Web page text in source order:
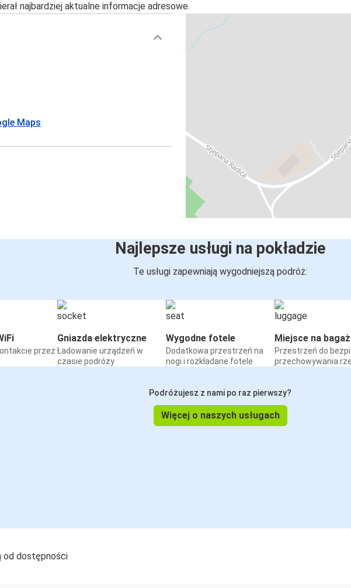
najbardziej aktualne informacje adresowe.
Maps
Najlepsze usługi na pokładzie
Te usługi zapewniają wygodniejszą podróż:
przez
Gniazda elektryczne
Ładowanie urządzeń w
czasie podróży
Wygodne fotele
Dodatkowa przestrzeń na
nogi i rozkładane fotele
Miejsce na bagaż
Przestrzeń do
przechowywania
Podróżujesz z nami po raz pierwszy?
Więcej o naszych usługach
od dostępności